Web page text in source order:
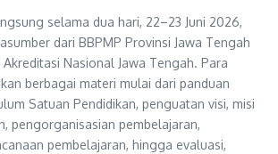
selama dua hari, 22–23 Juni 2026,
dari BBPMP Provinsi Jawa Tengah
Nasional Jawa Tengah. Para
berbagai materi mulai dari panduan
Satuan Pendidikan, penguatan visi, misi
pengorganisasian pembelajaran,
pembelajaran, hingga evaluasi,